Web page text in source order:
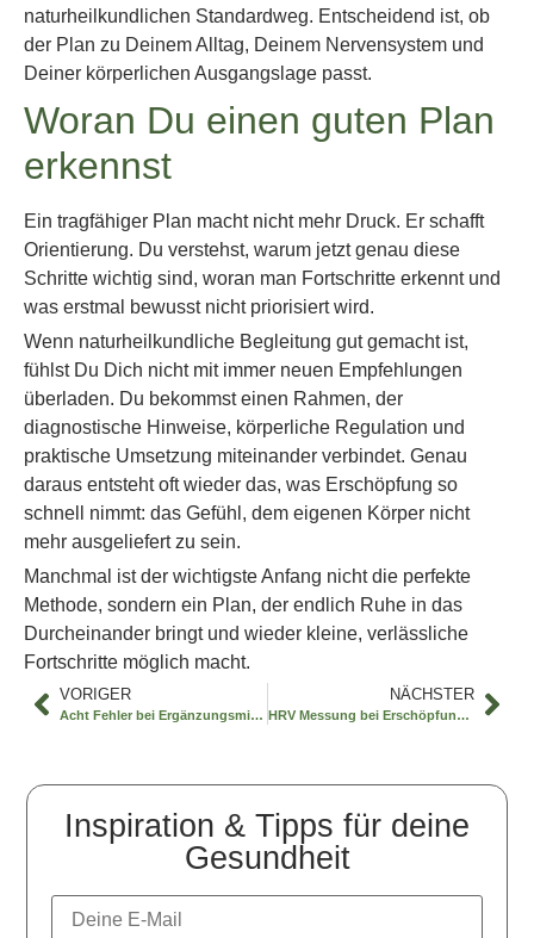
naturheilkundlichen Standardweg. Entscheidend ist, ob
der Plan zu Deinem Alltag, Deinem Nervensystem und
Deiner körperlichen Ausgangslage passt.
Woran Du einen guten Plan
erkennst
Ein tragfähiger Plan macht nicht mehr Druck. Er schafft
Orientierung. Du verstehst, warum jetzt genau diese
Schritte wichtig sind, woran man Fortschritte erkennt und
was erstmal bewusst nicht priorisiert wird.
Wenn naturheilkundliche Begleitung gut gemacht ist,
fühlst Du Dich nicht mit immer neuen Empfehlungen
überladen. Du bekommst einen Rahmen, der
diagnostische Hinweise, körperliche Regulation und
praktische Umsetzung miteinander verbindet. Genau
daraus entsteht oft wieder das, was Erschöpfung so
schnell nimmt: das Gefühl, dem eigenen Körper nicht
mehr ausgeliefert zu sein.
Manchmal ist der wichtigste Anfang nicht die perfekte
Methode, sondern ein Plan, der endlich Ruhe in das
Durcheinander bringt und wieder kleine, verlässliche
Fortschritte möglich macht.
VORIGER
Acht Fehler bei Ergänzungsmitteln
NÄCHSTER
HRV Messung bei Erschöpfung verstehen
Inspiration & Tipps für deine
Gesundheit